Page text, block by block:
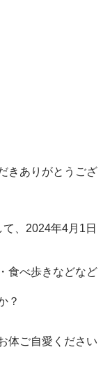
きありがとうござ
、2024年4月1日
食べ歩きなどなど
？
体ご自愛ください